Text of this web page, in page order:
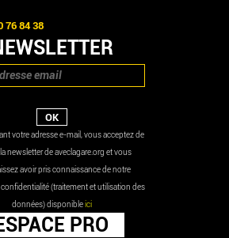
76 84 38
votre adresse e-mail, vous acceptez de
newsletter de aveclagare.org et vous
avoir pris connaissance de notre
(traitement et utilisation des
données) disponibleici
PRO